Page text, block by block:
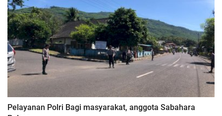
Pelayanan Polri Bagi masyarakat, anggota Sabahara